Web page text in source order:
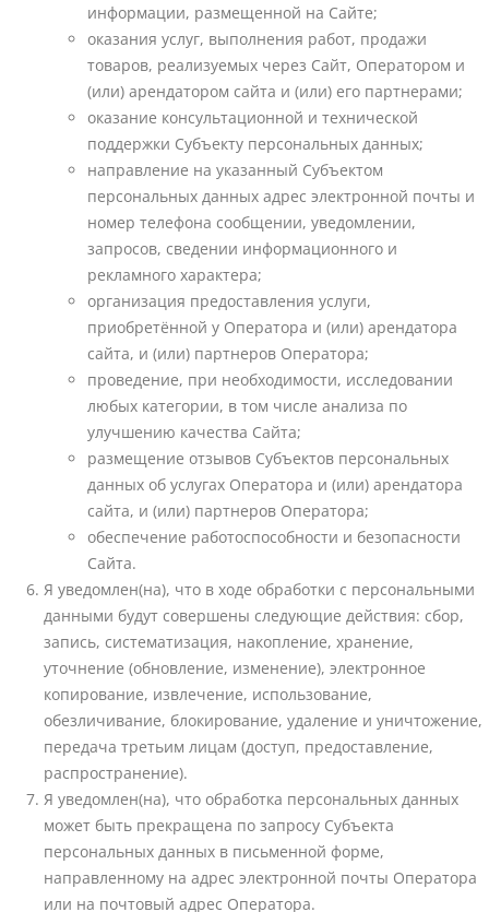
информации, размещенной на Сайте;
оказания услуг, выполнения работ, продажи
товаров, реализуемых через Сайт, Оператором и
(или) арендатором сайта и (или) его партнерами;
оказание консультационной и технической
поддержки Субъекту персональных данных;
направление на указанный Субъектом
персональных данных адрес электронной почты и
номер телефона сообщении, уведомлении,
запросов, сведении информационного и
рекламного характера;
организация предоставления услуги,
приобретённой у Оператора и (или) арендатора
сайта, и (или) партнеров Оператора;
проведение, при необходимости, исследовании
любых категории, в том числе анализа по
улучшению качества Сайта;
размещение отзывов Субъектов персональных
данных об услугах Оператора и (или) арендатора
сайта, и (или) партнеров Оператора;
обеспечение работоспособности и безопасности
Сайта.
Я уведомлен(на), что в ходе обработки с персональными
данными будут совершены следующие действия: сбор,
запись, систематизация, накопление, хранение,
уточнение (обновление, изменение), электронное
копирование, извлечение, использование,
обезличивание, блокирование, удаление и уничтожение,
передача третьим лицам (доступ, предоставление,
распространение).
Я уведомлен(на), что обработка персональных данных
может быть прекращена по запросу Субъекта
персональных данных в письменной форме,
направленному на адрес электронной почты Оператора
или на почтовый адрес Оператора.